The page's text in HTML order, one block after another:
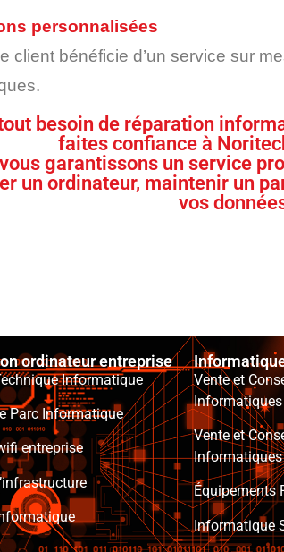
personnalisées
client bénéficie d’un service sur
besoin de réparation
faites confiance à
garantissons un service
un ordinateur, maintenir un
vos
ordinateur entreprise
Informatique
Parc Informatique
entreprise
Vente et
Vente et
Équipements
Informatique